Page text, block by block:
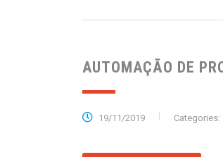
AUTOMAÇÃO DE
19/11/2019 Categories: